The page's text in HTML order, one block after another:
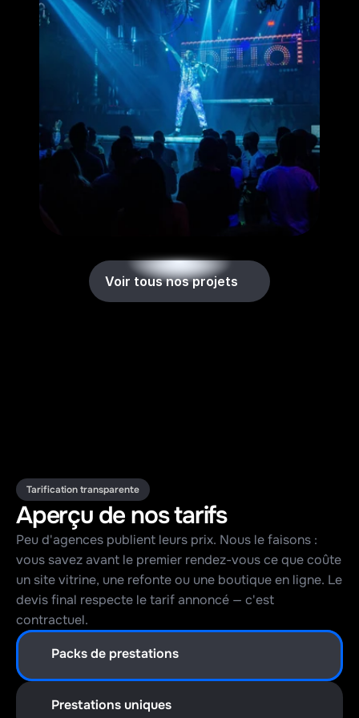
Voir tous nos projets
Tarification transparente
Aperçu de nos tarifs
Peu d'agences publient leurs prix. Nous le faisons :
vous savez avant le premier rendez-vous ce que coûte
un site vitrine, une refonte ou une boutique en ligne. Le
devis final respecte le tarif annoncé — c'est
contractuel.
Packs de prestations
Prestations uniques